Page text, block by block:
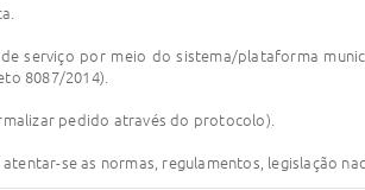
serviço por meio do sistema/plataforma
8087/2014).
pedido através do protocolo).
se as normas, regulamentos, legislação